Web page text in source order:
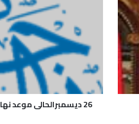
26 ديسمبرالحالى موعد